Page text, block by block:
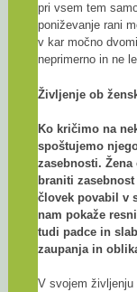
pri vsem tem
poniževanje rani
v kar močno
neprimerno in ne
Življenje ob
Ko kričimo na
spoštujemo
zasebnosti.
braniti
človek povabil v
nam pokaže
tudi padce in
zaupanja in
V svojem